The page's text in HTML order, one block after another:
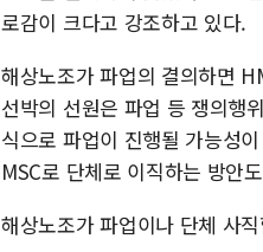
로감이 크다고 강조하고 있다.
해상노조가 파업의 결의하면
선박의 선원은 파업 등 쟁의행
식으로 파업이 진행될 가능성
MSC로 단체로 이직하는 방안
해상노조가 파업이나 단체 사